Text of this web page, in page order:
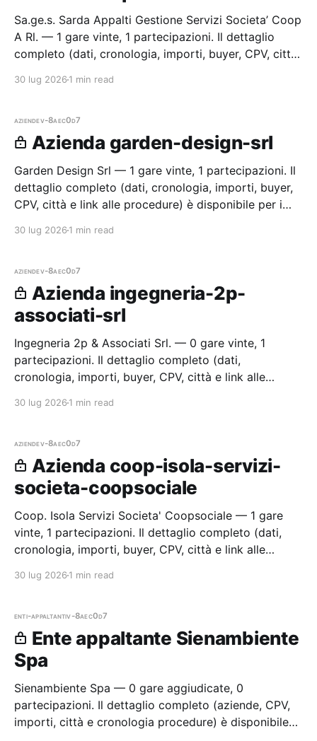
Sa.ge.s. Sarda Appalti Gestione Servizi Societa’ Coop
A Rl. — 1 gare vinte, 1 partecipazioni. Il dettaglio
completo (dati, cronologia, importi, buyer, CPV, città
Radar.
30 lug 2026 1 min read
aziendev-8aec0d7
Azienda garden-design-srl
Garden Design Srl — 1 gare vinte, 1 partecipazioni. Il
dettaglio completo (dati, cronologia, importi, buyer,
CPV, città e link alle procedure) è disponibile per i
30 lug 2026 1 min read
aziendev-8aec0d7
Azienda ingegneria-2p-
associati-srl
Ingegneria 2p & Associati Srl. — 0 gare vinte, 1
partecipazioni. Il dettaglio completo (dati,
cronologia, importi, buyer, CPV, città e link alle
30 lug 2026 1 min read
aziendev-8aec0d7
Azienda coop-isola-servizi-
societa-coopsociale
Coop. Isola Servizi Societa' Coopsociale — 1 gare
vinte, 1 partecipazioni. Il dettaglio completo (dati,
cronologia, importi, buyer, CPV, città e link alle
30 lug 2026 1 min read
enti-appaltantiv-8aec0d7
Ente appaltante Sienambiente
Spa
Sienambiente Spa — 0 gare aggiudicate, 0
partecipazioni. Il dettaglio completo (aziende, CPV,
importi, città e cronologia procedure) è disponibile